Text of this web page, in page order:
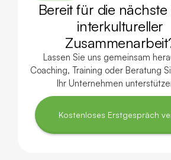
Bereit für die nächste
interkultureller
Lassen Sie uns gemeinsam
Coaching, Training oder Beratung
Ihr Unternehmen
Kostenloses Erstgespräch